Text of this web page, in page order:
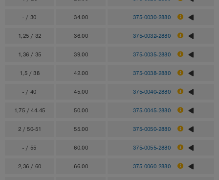
- / 30 34.00 375-0030-2880
1,25 / 32 36.00 375-0032-2880
1,36 / 35 39.00 375-0035-2880
1,5 / 38 42.00 375-0038-2880
- / 40 45.00 375-0040-2880
1,75 / 44-45 50.00 375-0045-2880
2 / 50-51 55.00 375-0050-2880
- / 55 60.00 375-0055-2880
2,36 / 60 66.00 375-0060-2880